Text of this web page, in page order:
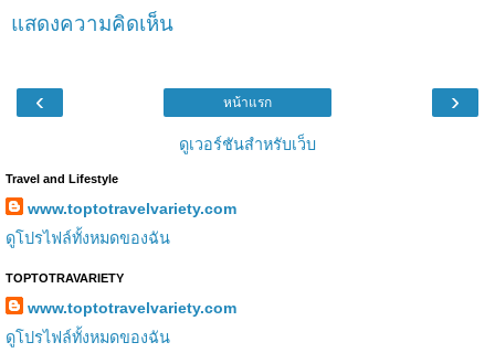
แสดงความคิดเห็น
‹ ›
หน้าแรก
ดูเวอร์ชันสำหรับเว็บ
Travel and Lifestyle
www.toptotravelvariety.com
ดูโปรไฟล์ทั้งหมดของฉัน
TOPTOTRAVARIETY
www.toptotravelvariety.com
ดูโปรไฟล์ทั้งหมดของฉัน